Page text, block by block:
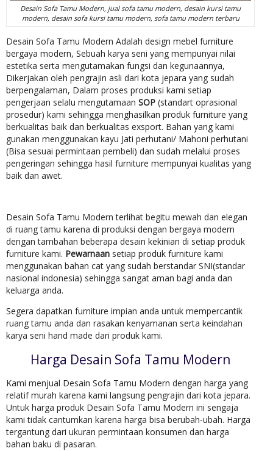
Desain Sofa Tamu Modern, jual sofa tamu modern, desain kursi tamu
modern, desain sofa kursi tamu modern, sofa tamu modern terbaru
Desain Sofa Tamu Modern Adalah design mebel furniture
bergaya modern, Sebuah karya seni yang mempunyai nilai
estetika serta mengutamakan fungsi dan kegunaannya,
Dikerjakan oleh pengrajin asli dari kota jepara yang sudah
berpengalaman, Dalam proses produksi kami setiap
pengerjaan selalu mengutamaan SOP (standart oprasional
prosedur) kami sehingga menghasilkan produk furniture yang
berkualitas baik dan berkualitas exsport. Bahan yang kami
gunakan menggunakan kayu Jati perhutani/ Mahoni perhutani
(Bisa sesuai permintaan pembeli) dan sudah melalui proses
pengeringan sehingga hasil furniture mempunyai kualitas yang
baik dan awet.
Desain Sofa Tamu Modern terlihat begitu mewah dan elegan
di ruang tamu karena di produksi dengan bergaya modern
dengan tambahan beberapa desain kekinian di setiap produk
furniture kami. Pewarnaan setiap produk furniture kami
menggunakan bahan cat yang sudah berstandar SNI(standar
nasional indonesia) sehingga sangat aman bagi anda dan
keluarga anda.
Segera dapatkan furniture impian anda untuk mempercantik
ruang tamu anda dan rasakan kenyamanan serta keindahan
karya seni hand made dari produk kami.
Harga Desain Sofa Tamu Modern
Kami menjual Desain Sofa Tamu Modern dengan harga yang
relatif murah karena kami langsung pengrajin dari kota jepara.
Untuk harga produk Desain Sofa Tamu Modern ini sengaja
kami tidak cantumkan karena harga bisa berubah-ubah. Harga
tergantung dari ukuran permintaan konsumen dan harga
bahan baku di pasaran.